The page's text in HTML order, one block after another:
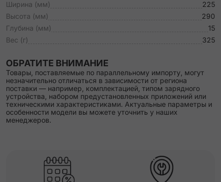
Ширина (мм)
225
Высота (мм)
290
Глубина (мм)
15
Вес (г)
325
ОБРАТИТЕ ВНИМАНИЕ
Товары, поставляемые по параллельному импорту, могут
незначительно отличаться в зависимости от региона
поставки — например, комплектацией, типом зарядного
устройства, набором предустановленных приложений или
техническими характеристиками. Актуальные параметры и
особенности модели вы можете уточнить у наших
менеджеров.